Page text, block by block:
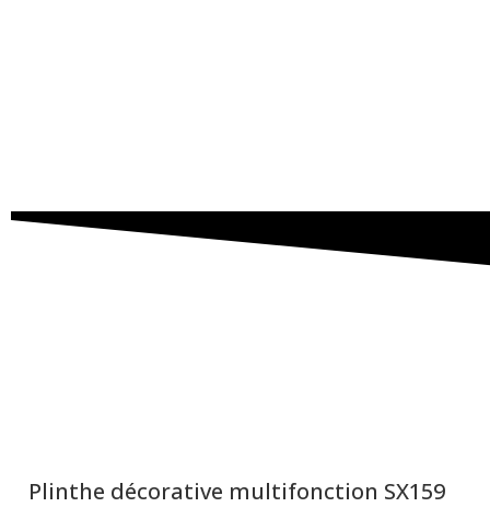
Plinthe décorative multifonction SX159